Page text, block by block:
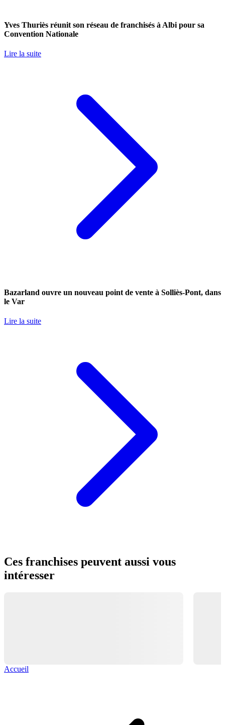
Yves Thuriès réunit son réseau de franchisés à Albi pour sa
Convention Nationale
Lire la suite
Bazarland ouvre un nouveau point de vente à Solliès-Pont, dans
le Var
Lire la suite
Ces franchises peuvent aussi vous
intéresser
Accueil